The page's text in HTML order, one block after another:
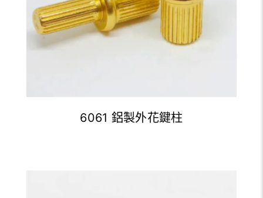
6061 鋁製外花鍵柱